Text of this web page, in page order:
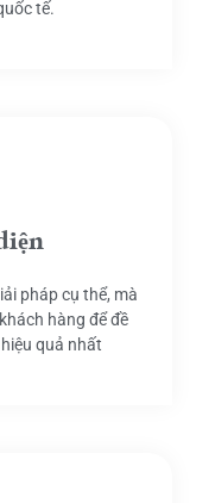
tế.
pháp cụ thể, mà
hàng để đề
quả nhất